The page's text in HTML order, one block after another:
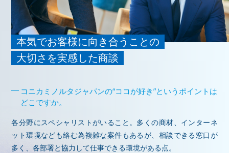
本気でお客様に向き合うことの
大切さを実感した商談
コニカミノルタジャパンの“ココが好き”というポイントは
どこですか。
各分野にスペシャリストがいること。多くの商材、インターネ
ット環境なども絡む為複雑な案件もあるが、相談できる窓口が
多く、各部署と協力して仕事できる環境がある点。